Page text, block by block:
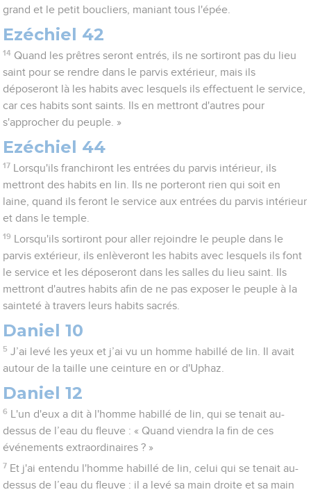
grand et le petit boucliers, maniant tous l'épée.
Ezéchiel 42
14 Quand les prêtres seront entrés, ils ne sortiront pas du lieu
saint pour se rendre dans le parvis extérieur, mais ils
déposeront là les habits avec lesquels ils effectuent le service,
car ces habits sont saints. Ils en mettront d'autres pour
s'approcher du peuple. »
Ezéchiel 44
17
Lorsqu'ils franchiront les entrées du parvis intérieur, ils
mettront des habits en lin. Ils ne porteront rien qui soit en
laine, quand ils feront le service aux entrées du parvis intérieur
et dans le temple.
19
Lorsqu'ils sortiront pour aller rejoindre le peuple dans le
parvis extérieur, ils enlèveront les habits avec lesquels ils font
le service et les déposeront dans les salles du lieu saint. Ils
mettront d'autres habits afin de ne pas exposer le peuple à la
sainteté à travers leurs habits sacrés.
Daniel 10
5 J’ai levé les yeux et j’ai vu un homme habillé de lin. Il avait
autour de la taille une ceinture en or d'Uphaz.
Daniel 12
6
L'un d'eux a dit à l'homme habillé de lin, qui se tenait au-
dessus de l’eau du fleuve : « Quand viendra la fin de ces
événements extraordinaires ? »
7 Et j'ai entendu l'homme habillé de lin, celui qui se tenait au-
dessus de l’eau du fleuve : il a levé sa main droite et sa main